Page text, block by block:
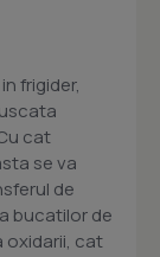
frigider,
cat
se va
de
bucatilor de
oxidarii, cat